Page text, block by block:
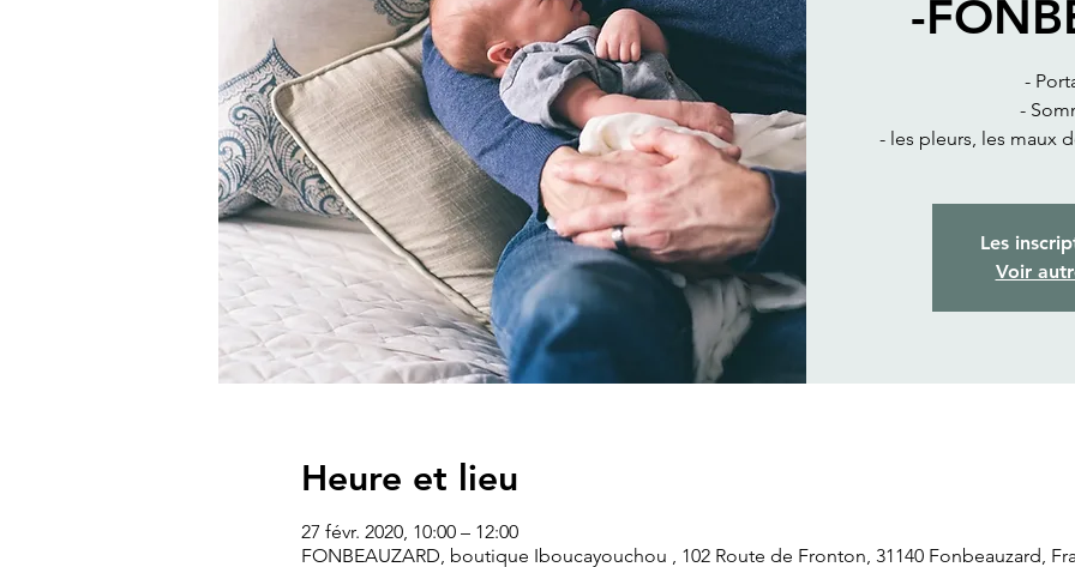
-
-
-
- les pleurs, les maux
Les
Voir
Heure et lieu
27 févr. 2020, 10:00 – 12:00
FONBEAUZARD, boutique Iboucayouchou , 102 Route de Fronton, 31140 Fonbeauzard,